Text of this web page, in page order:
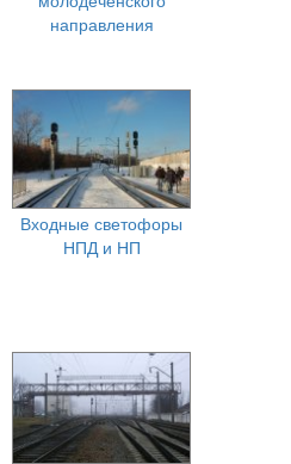
направления
Входные светофоры
НПД и НП